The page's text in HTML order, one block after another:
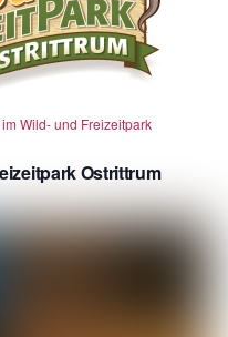
Ostrittrum
im Wild- und Freizeitpark